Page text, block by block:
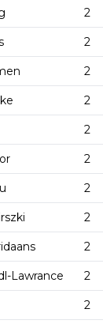
2
2
2
2
2
2
2
2
2
Lawrance 2
2